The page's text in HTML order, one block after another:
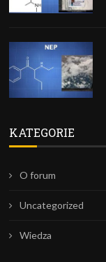
KATEGORIE
O forum
Uncategorized
Wiedza